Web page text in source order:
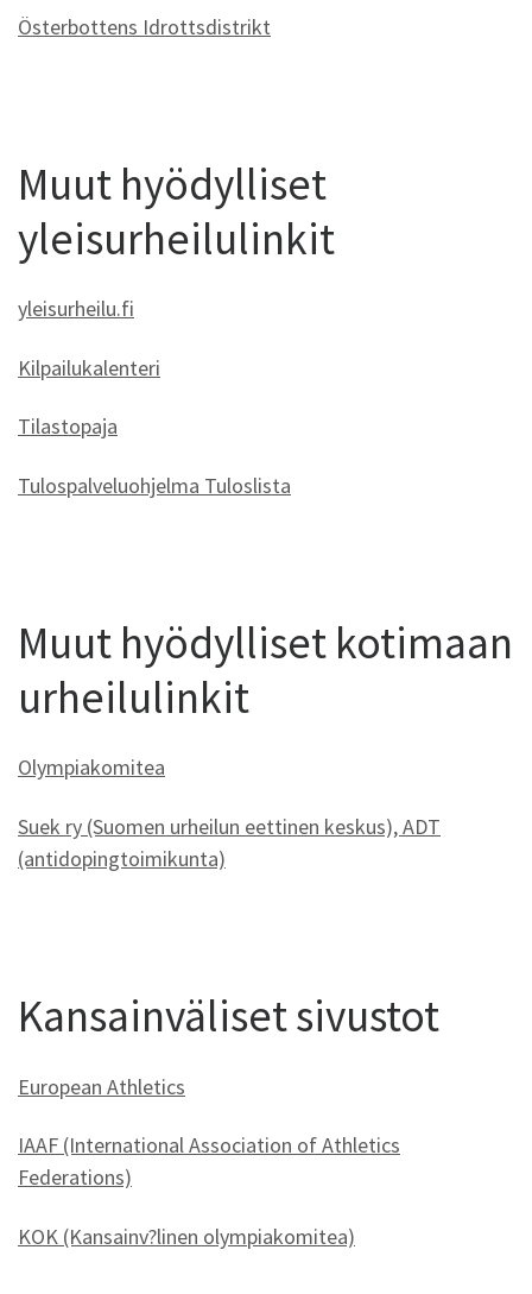
Österbottens Idrottsdistrikt
Muut hyödylliset
yleisurheilulinkit
yleisurheilu.fi
Kilpailukalenteri
Tilastopaja
Tulospalveluohjelma Tuloslista
Muut hyödylliset kotimaan
urheilulinkit
Olympiakomitea
Suek ry (Suomen urheilun eettinen keskus), ADT
(antidopingtoimikunta)
Kansainväliset sivustot
European Athletics
IAAF (International Association of Athletics
Federations)
KOK (Kansainv?linen olympiakomitea)